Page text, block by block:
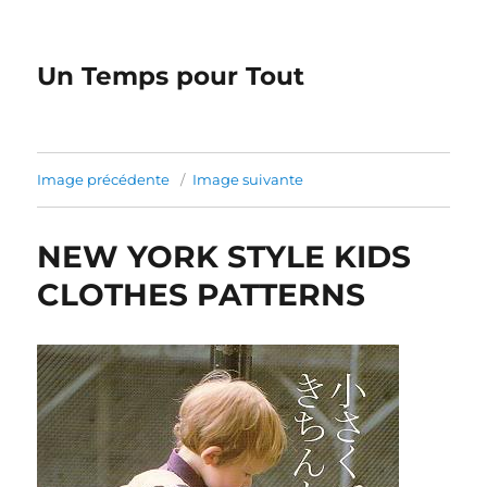
Un Temps pour Tout
Image précédente Image suivante
NEW YORK STYLE KIDS
CLOTHES PATTERNS